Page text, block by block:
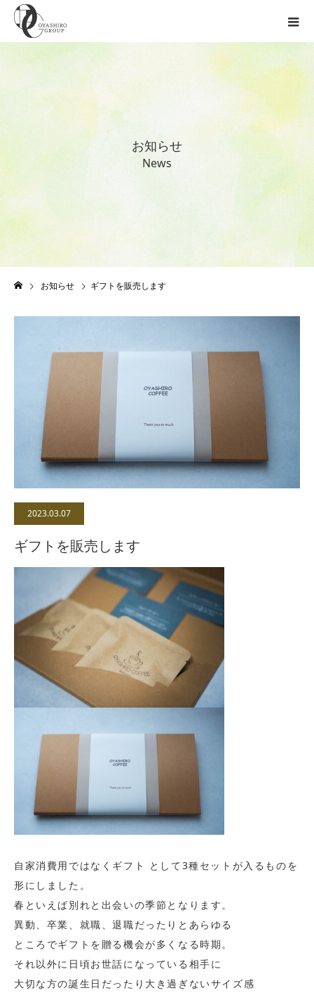
お知 らせ
News
お知らせ ギフトを販売します
2023.03.07
ギフトを販売します
自家消費用ではなくギフト として3種セットが入るものを
形にしました。
春といえば別れと出会いの季節となります。
異動、卒業、就職、退職だったりとあらゆる
ところでギフトを贈る機会が多くなる時期。
それ以外に日頃お世話になっている相手に
大切な方の誕生日だった り大き過ぎないサイズ感